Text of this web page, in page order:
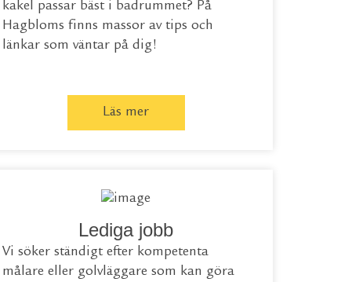
kakel passar bäst i badrummet? På
Hagbloms finns massor av tips och
länkar som väntar på dig!
Läs mer
Lediga jobb
Vi söker ständigt efter kompetenta
målare eller golvläggare som kan göra